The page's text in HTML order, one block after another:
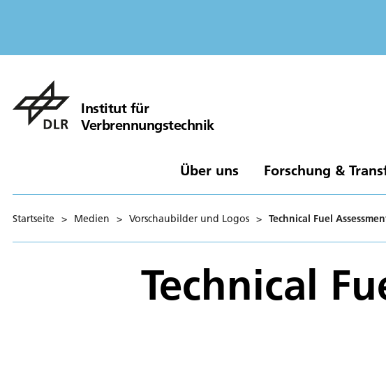
Institut für
Verbrennungstechnik
Über uns Forschung &
Startseite > Medien > Vorschaubilder und Logos > Technical Fuel
Technical